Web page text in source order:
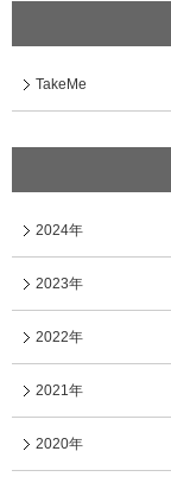
TakeMe
2024年
2023年
2022年
2021年
2020年